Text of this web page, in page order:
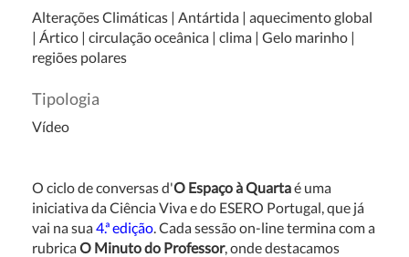
Alterações Climáticas | Antártida | aquecimento global
| Ártico | circulação oceânica | clima | Gelo marinho |
regiões polares
Tipologia
Vídeo
O ciclo de conversas d'O Espaço à Quartaé uma
iniciativa da Ciência Viva e do ESERO Portugal, que já
vai na sua 4.ª edição . Cada sessão on-line termina com a
rubrica O Minuto do Professor, onde destacamos